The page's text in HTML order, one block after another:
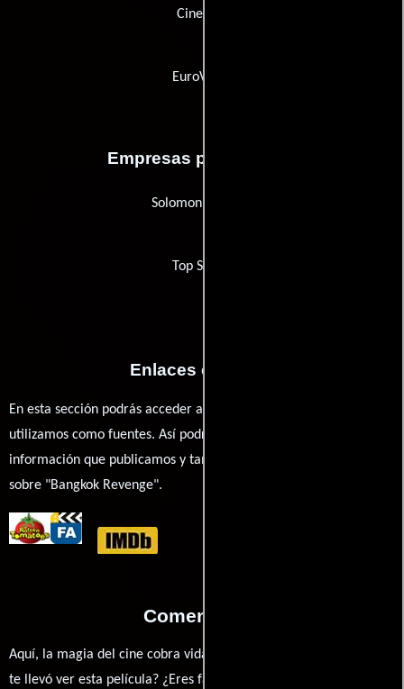
Cinemax
EuroVideo
Empresas productoras
Solomon Pictures
Top Sound
Enlaces externos
En esta sección podrás acceder a los recursos externos que
utilizamos como fuentes. Así podrás chequear toda la
información que publicamos y también ampliar tu conocimiento
sobre "Bangkok Revenge".
Comentarios
Aquí, la magia del cine cobra vida a través de tus opiniones. ¿Qué
te llevó ver esta película? ¿Eres fan de Jean-Marc Minéo, Jon Foo